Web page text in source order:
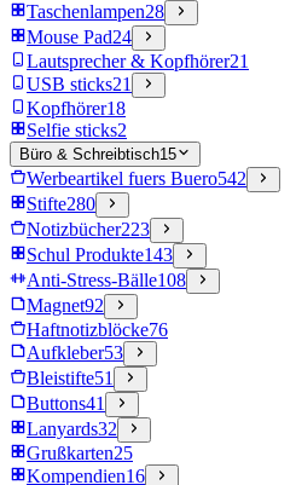
Taschenlampen28
Mouse Pad24
Lautsprecher & Kopfhörer21
USB sticks21
Kopfhörer18
Selfie sticks2
Büro & Schreibtisch15
Werbeartikel fuers Buero542
Stifte280
Notizbücher223
Schul Produkte143
Anti-Stress-Bälle108
Magnet92
Haftnotizblöcke76
Aufkleber53
Bleistifte51
Buttons41
Lanyards32
Grußkarten25
Kompendien16